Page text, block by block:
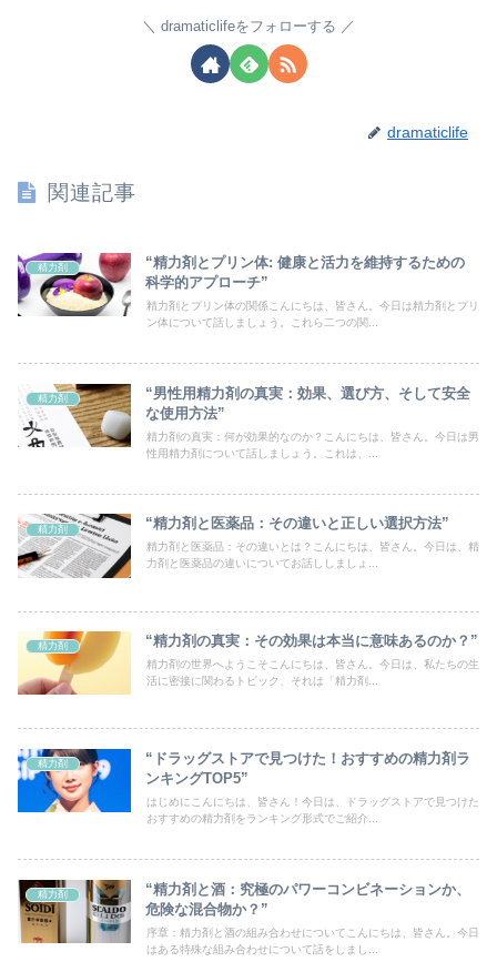
dramaticlifeをフォローする
dramaticlife
関連記事
精力剤
“精力剤とプリン体: 健康と活力を維持するための
科学的アプローチ”
精力剤とプリン体の関係こんにちは、皆さん。今日は精力剤とプリ
ン体について話しましょう。これら二つの関...
精力剤
“男性用精力剤の真実：効果、選び方、そして安全
な使用方法”
精力剤の真実：何が効果的なのか？こんにちは、皆さん。今日は男
性用精力剤について話しましょう。これは、...
精力剤 “精力剤と医薬品：その違いと正しい選択方法”
精力剤と医薬品：その違いとは？こんにちは、皆さん。今日は、精
力剤と医薬品の違いについてお話ししましょ...
精力剤 “精力剤の真実：その効果は本当に意味あるのか？”
精力剤の世界へようこそこんにちは、皆さん。今日は、私たちの生
活に密接に関わるトピック、それは「精力剤...
精力剤
“ドラッグストアで見つけた！おすすめの精力剤ラ
ンキングTOP5”
はじめにこんにちは、皆さん！今日は、ドラッグストアで見つけた
おすすめの精力剤をランキング形式でご紹介...
精力剤
“精力剤と酒：究極のパワーコンビネーションか、
危険な混合物か？”
序章：精力剤と酒の組み合わせについてこんにちは、皆さん。今日
はある特殊な組み合わせについて話をしまし...